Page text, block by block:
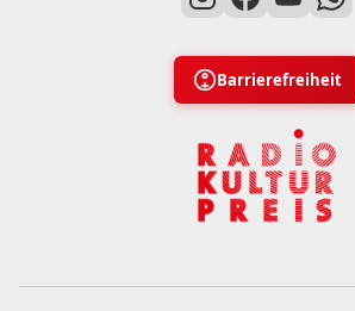
Barrierefreiheit